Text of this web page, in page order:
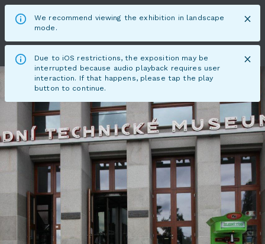
We recommend viewing the exhibition in landscape
mode.
Due to iOS restrictions, the exposition may be
interrupted because audio playback requires user
interaction. If that happens, please tap the play
button to continue.